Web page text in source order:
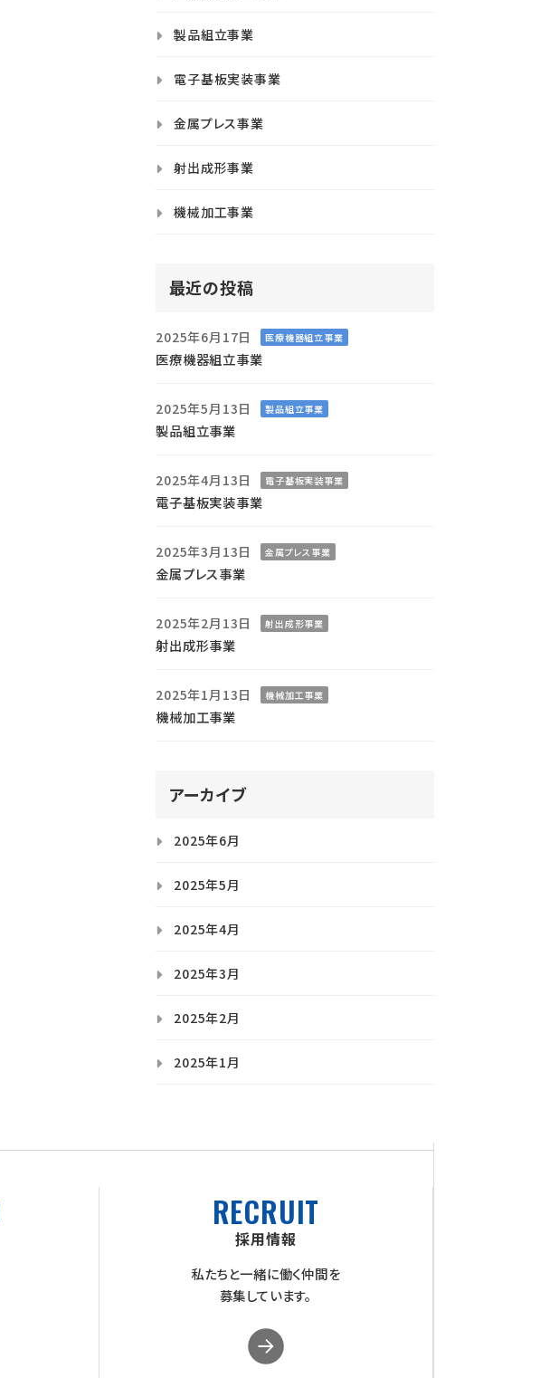
製品組立事業
電子基板実装事業
金属プレス事業
射出成形事業
機械加工事業
最近の投稿
2025年6月17日 医療機器組立事業
医療機器組立事業
2025年5月13日 製品組立事業
製品組立事業
2025年4月13日 電子基板実装事業
電子基板実装事業
2025年3月13日 金属プレス事業
金属プレス事業
2025年2月13日 射出成形事業
射出成形事業
2025年1月13日 機械加工事業
機械加工事業
アーカイブ
2025年6月
2025年5月
2025年4月
2025年3月
2025年2月
2025年1月
採用情報
RECRUIT
私たちと一緒に働く仲間を
募集しています。